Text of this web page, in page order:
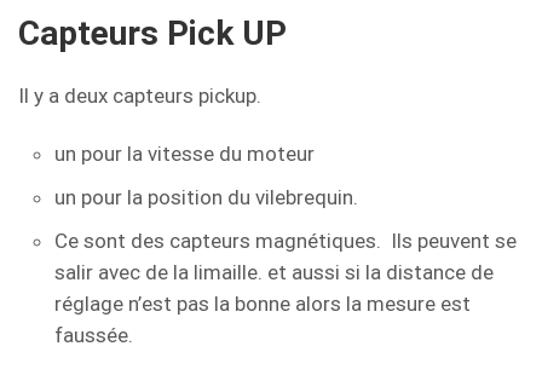
Capteurs Pick UP
Il y a deux capteurs pickup.
un pour la vitesse du moteur
un pour la position du vilebrequin.
Ce sont des capteurs magnétiques. Ils peuvent se
salir avec de la limaille. et aussi si la distance de
réglage n’est pas la bonne alors la mesure est
faussée.